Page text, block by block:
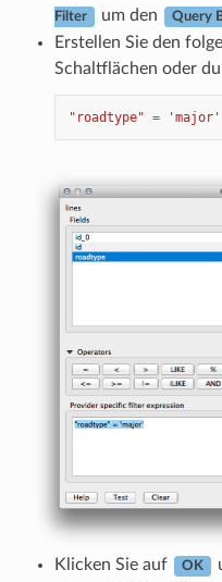
Filter um den Query
Erstellen Sie den
Schaltflächen oder
"roadtype" = 'major'
Klicken Sie auf OK